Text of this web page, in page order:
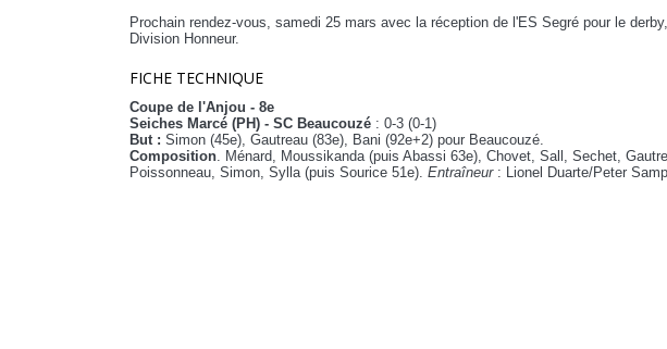
Prochain rendez-vous, samedi 25 mars avec la réception de l'ES Segré pour le
Division Honneur.
FICHE TECHNIQUE
Coupe de l'Anjou - 8e
Seiches Marcé (PH) - SC Beaucouzé : 0-3 (0-1)
But : Simon (45e), Gautreau (83e), Bani (92e+2) pour Beaucouzé.
Composition. Ménard, Moussikanda (puis Abassi 63e), Chovet, Sall, Sechet,
Poissonneau, Simon, Sylla (puis Sourice 51e). Entraîneur: Lionel Duarte/Peter